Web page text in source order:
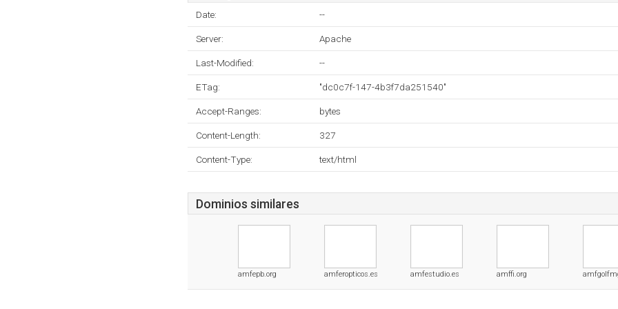
Date: --
Server: Apache
Last-Modified: --
ETag: "dc0c7f-147-4b3f7da251540"
Accept-Ranges: bytes
Content-Length: 327
Content-Type: text/html
Dominios similares
amfepb.org amferopticos.es amfestudio.es amffi.org